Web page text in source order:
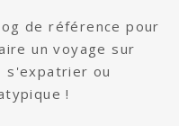
de référence pour
un voyage sur
s'expatrier ou
!